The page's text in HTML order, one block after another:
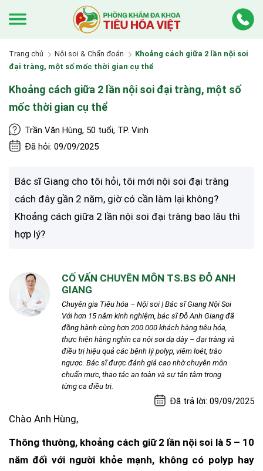
Trang chủ Nội soi & Chẩn đoán
Khoảng cách giữa 2 lần nội soi
đại tràng, một số mốc thời gian cụ thể
Khoảng cách giữa 2 lần nội soi đại tràng, một số
mốc thời gian cụ thể
Trần Văn Hùng, 50 tuổi, TP. Vinh
Đã hỏi: 09/09/2025
Bác sĩ Giang cho tôi hỏi, tôi mới nội soi đại tràng
cách đây gần 2 năm, giờ có cần làm lại không?
Khoảng cách giữa 2 lần nội soi đại tràng bao lâu thì
hợp lý?
CỐ VẤN CHUYÊN MÔN TS.BS ĐỖ ANH
GIANG
Chuyên gia Tiêu hóa – Nội soi | Bác sĩ Giang Nội Soi
Với hơn 15 năm kinh nghiệm, bác sĩ Đỗ Anh Giang đã
đồng hành cùng hơn 200.000 khách hàng tiêu hóa,
thực hiện hàng nghìn ca nội soi dạ dày – đại tràng và
điều trị hiệu quả các bệnh lý polyp, viêm loét, trào
ngược. Bác sĩ được đánh giá cao nhờ chuyên môn
chuẩn mực, thao tác an toàn và sự tận tâm trong
từng ca điều trị.
Đã trả lời: 09/09/2025
Chào Anh Hùng,
Thông thường, khoảng cách giữ 2 lần nội soi là 5 – 10
năm đối với người khỏe mạnh, không có polyp hay